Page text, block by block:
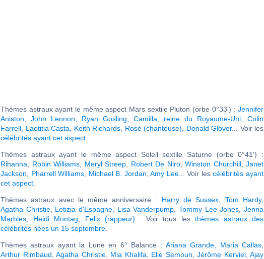
Thèmes astraux ayant le même aspect Mars sextile Pluton (orbe 0°33') : Jennifer
Aniston
John Lennon Ryan Gosling Camilla, reine du Royaume-Uni
Colin
Farrell
Laetitia Casta Keith Richards Rosé (chanteuse) Donald Glover... Voir les
célébrités ayant cet aspect
Thèmes astraux ayant le même aspect Soleil sextile Saturne (orbe 0°41') :
Rihanna
Robin Williams Meryl Streep Robert De Niro, Winston Churchill, Janet
Jackson
Pharrell Williams Michael B. Jordan ,Amy Lee... Voir lescélébrités ayant
cet aspect
Thèmes astraux avec le même anniversaire : Harry de Sussex Tom Hardy,
Agatha Christie, Letizia d'Espagne Lisa Vanderpump ,Tommy Lee Jones ,Jenna
Marbles
Heidi Montag Felix (rappeur) ... Voir tous les thèmes astraux des
célébrités nées un 15 septembre
Thèmes astraux ayant la Lune en 6° Balance : Ariana Grande Maria Callas
Arthur Rimbaud Agatha Christie, Mia Khalifa Elie Semoun Jérôme Kerviel, Ajay